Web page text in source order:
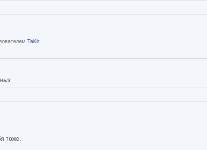
TaKir
тоже.